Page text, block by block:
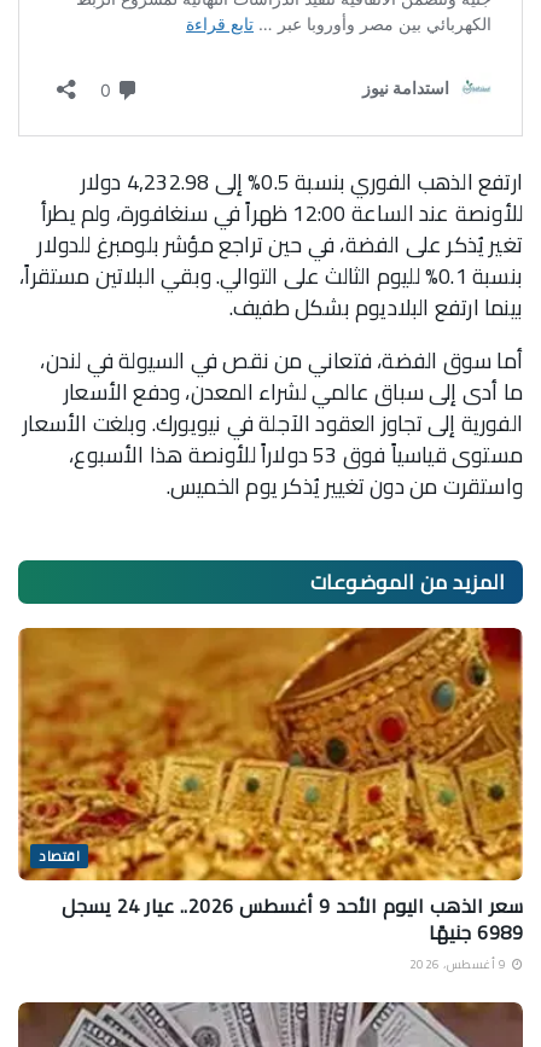
ارتفع الذهب الفوري بنسبة 0.5% إلى 4,232.98 دولار
للأونصة عند الساعة 12:00 ظهراً في سنغافورة، ولم يطرأ
تغير يُذكر على الفضة، في حين تراجع مؤشر بلومبرغ للدولار
بنسبة 0.1% لليوم الثالث على التوالي. وبقي البلاتين مستقراً،
بينما ارتفع البلاديوم بشكل طفيف.
أما سوق الفضة، فتعاني من نقص في السيولة في لندن،
ما أدى إلى سباق عالمي لشراء المعدن، ودفع الأسعار
الفورية إلى تجاوز العقود الآجلة في نيويورك. وبلغت الأسعار
مستوى قياسياً فوق 53 دولاراً للأونصة هذا الأسبوع،
واستقرت من دون تغيير يُذكر يوم الخميس.
المزيد منالموضوعات
اقتصاد
سعر الذهب اليوم الأحد 9 أغسطس 2026.. عيار 24 يسجل
6989 جنيهًا